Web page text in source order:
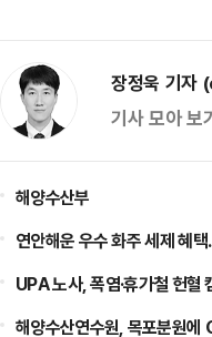
장정욱 기
기사 모아 보
해양수산부
연안해운 우수 화주 세제 혜
UPA 노사, 폭염·휴가철 헌혈
해양수산연수원, 목포분원에